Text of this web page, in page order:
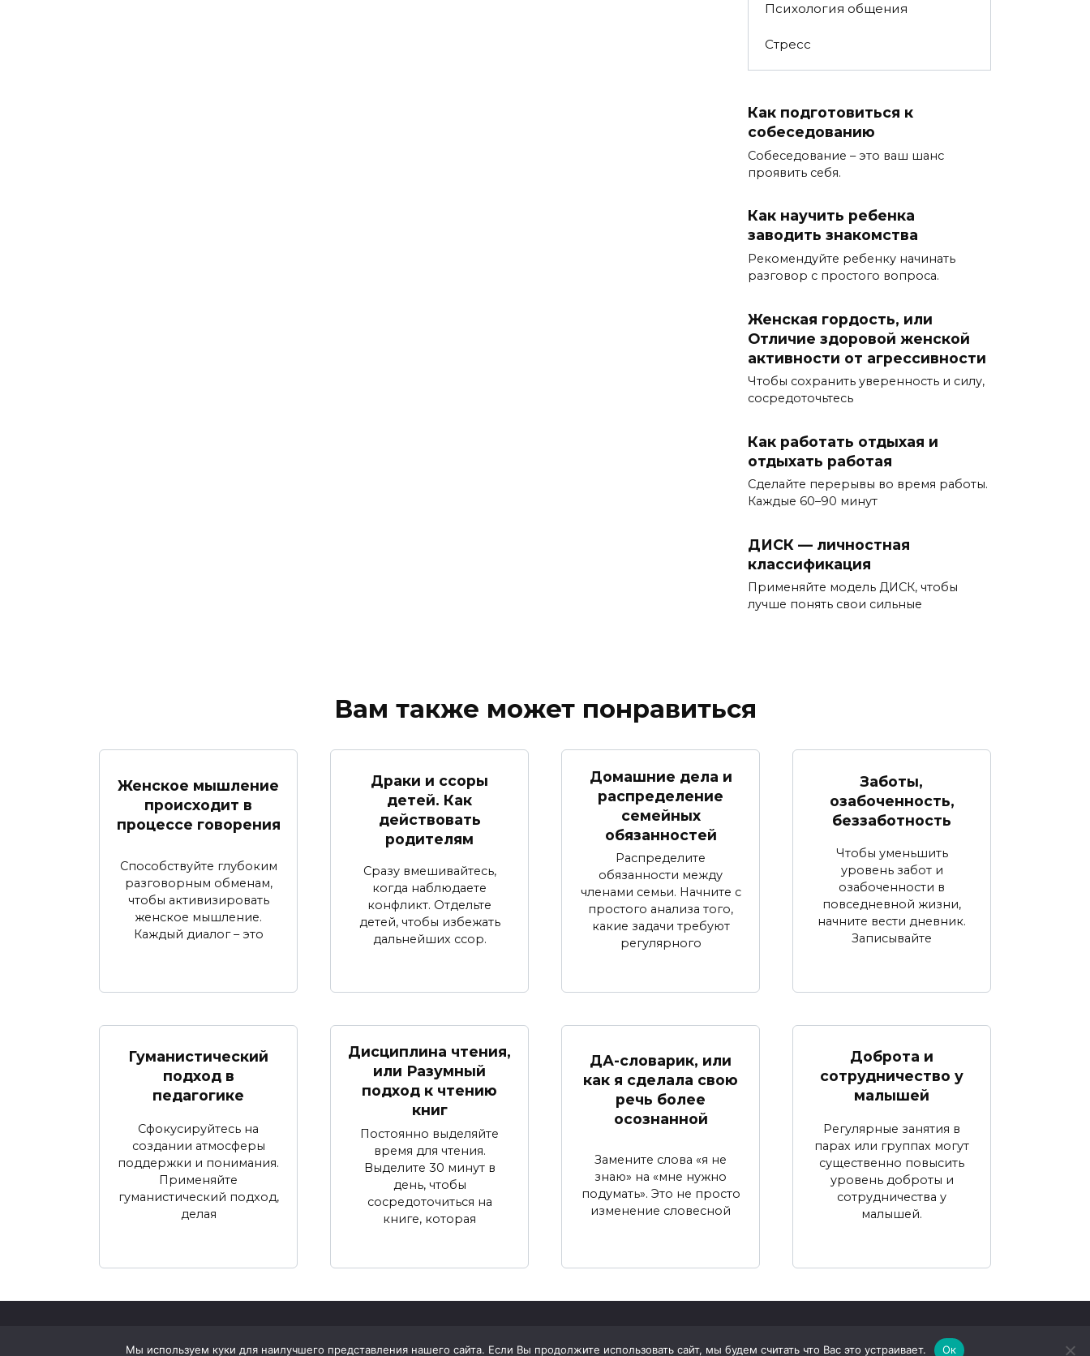
Психология общения
Стресс
Как подготовиться к
собеседованию
Собеседование – это ваш шанс
проявить себя.
Как научить ребенка
заводить знакомства
Рекомендуйте ребенку начинать
разговор с простого вопроса.
Женская гордость, или
Отличие здоровой женской
активности от агрессивности
Чтобы сохранить уверенность и силу,
сосредоточьтесь
Как работать отдыхая и
отдыхать работая
Сделайте перерывы во время работы.
Каждые 60–90 минут
ДИСК — личностная
классификация
Применяйте модель ДИСК, чтобы
лучше понять свои сильные
Вам также может понравиться
Женское мышление
происходит в
процессе говорения
Способствуйте глубоким
разговорным обменам,
чтобы активизировать
женское мышление.
Каждый диалог – это
Драки и ссоры
детей. Как
действовать
родителям
Сразу вмешивайтесь,
когда наблюдаете
конфликт. Отдельте
детей, чтобы избежать
дальнейших ссор.
Домашние дела и
распределение
семейных
обязанностей
Распределите
обязанности между
членами семьи. Начните с
простого анализа того,
какие задачи требуют
регулярного
Заботы,
озабоченность,
беззаботность
Чтобы уменьшить
уровень забот и
озабоченности в
повседневной жизни,
начните вести дневник.
Записывайте
Гуманистический
подход в
педагогике
Сфокусируйтесь на
создании атмосферы
поддержки и понимания.
Применяйте
гуманистический подход,
делая
Дисциплина чтения,
или Разумный
подход к чтению
книг
Постоянно выделяйте
время для чтения.
Выделите 30 минут в
день, чтобы
сосредоточиться на
книге, которая
ДА-словарик, или
как я сделала свою
речь более
осознанной
Замените слова «я не
знаю» на «мне нужно
подумать». Это не просто
изменение словесной
Доброта и
сотрудничество у
малышей
Регулярные занятия в
парах или группах могут
существенно повысить
уровень доброты и
сотрудничества у
малышей.
© 2026 Жизнь и Психология
Мы используем куки для наилучшего представления нашего сайта. Если Вы продолжите использовать сайт, мы будем считать что Вас это устраивает. Ок